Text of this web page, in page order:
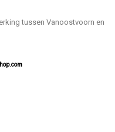
tussen Vanoostvoorn en